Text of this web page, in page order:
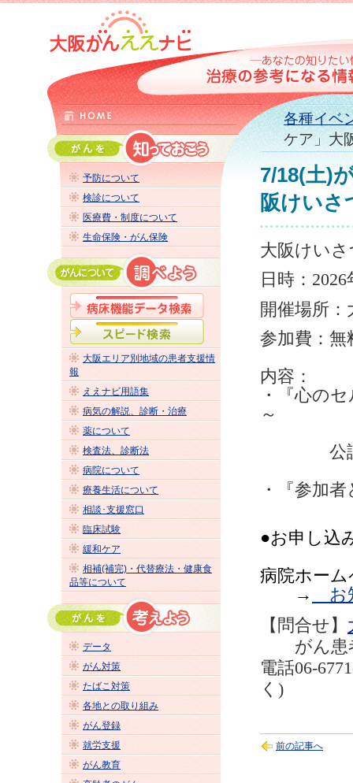
予防について
検診について
医療費・制度について
生命保険・がん保険
大阪エリア別地域の患者支援情
報
ええナビ用語集
病気の解説、診断・治療
薬について
検査法、診断法
病院について
療養生活について
相談･支援窓口
臨床試験
緩和ケア
相補(補完)・代替療法・健康食
品等について
データ
がん対策
たばこ対策
各地との取り組み
がん登録
就労支援
がん教育
各種イベ
ケア」大
7/18(土)
阪けいさ
大阪けい
日時： 2026
開催場所
参加費：無
内容：
・『心の
～
公認心
・『参加
●お申し込
病院ホー
→
お
【問合せ】
がん患
電話06-
く )
前の記事へ